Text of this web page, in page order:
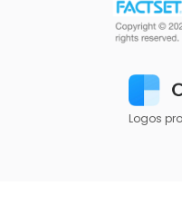
Logos